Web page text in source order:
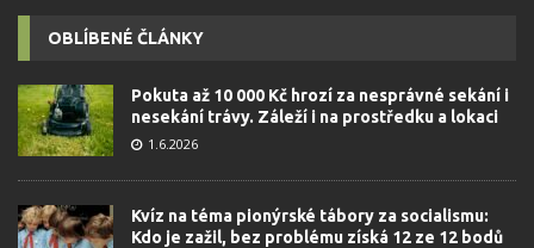
OBLÍBENÉ ČLÁNKY
Pokuta až 10 000 Kč hrozí za nesprávné sekání i
nesekání trávy. Záleží i na prostředku a lokaci
1.6.2026
Kvíz na téma pionýrské tábory za socialismu:
Kdo je zažil, bez problému získá 12 ze 12 bodů